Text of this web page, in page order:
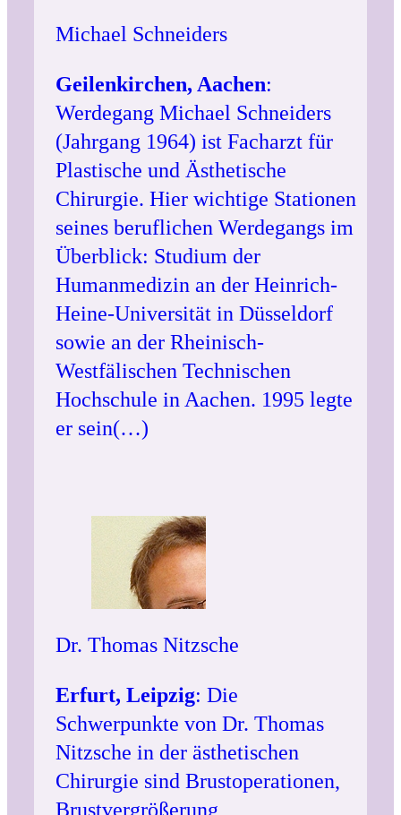
Michael Schneiders
Geilenkirchen, Aachen:
Werdegang Michael Schneiders
(Jahrgang 1964) ist Facharzt für
Plastische und Ästhetische
Chirurgie. Hier wichtige Stationen
seines beruflichen Werdegangs im
Überblick: Studium der
Humanmedizin an der Heinrich-
Heine-Universität in Düsseldorf
sowie an der Rheinisch-
Westfälischen Technischen
Hochschule in Aachen. 1995 legte
er sein(…)
Dr. Thomas Nitzsche
Erfurt, Leipzig: Die
Schwerpunkte von Dr. Thomas
Nitzsche in der ästhetischen
Chirurgie sind Brustoperationen,
Brustvergrößerung,